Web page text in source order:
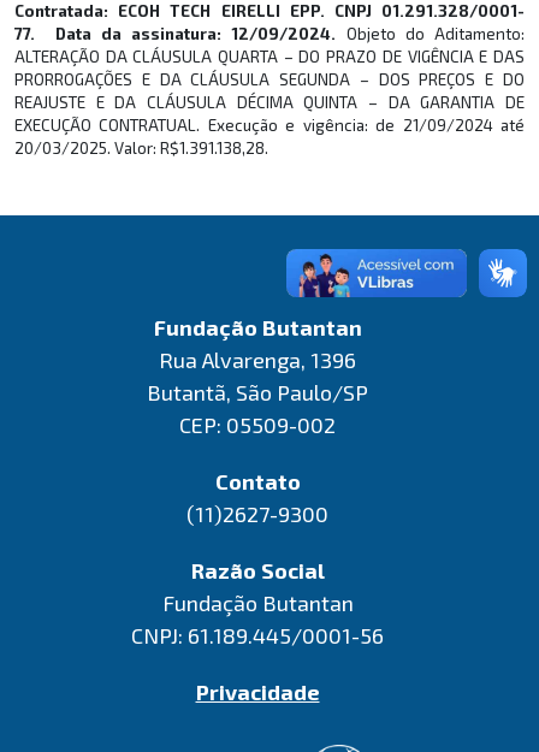
Contratada: ECOH TECH EIRELLI EPP. CNPJ 01.291.328/0001-
77. Data da assinatura: 12/09/2024. Objeto do Aditamento:
ALTERAÇÃO DA CLÁUSULA QUARTA – DO PRAZO DE VIGÊNCIA E DAS
PRORROGAÇÕES E DA CLÁUSULA SEGUNDA – DOS PREÇOS E DO
REAJUSTE E DA CLÁUSULA DÉCIMA QUINTA – DA GARANTIA DE
EXECUÇÃO CONTRATUAL. Execução e vigência: de 21/09/2024 até
20/03/2025. Valor: R$1.391.138,28.
Fundação Butantan
Rua Alvarenga, 1396
Butantã, São Paulo/SP
CEP: 05509-002
Contato
(11)2627-9300
Razão Social
Fundação Butantan
CNPJ: 61.189.445/0001-56
Privacidade